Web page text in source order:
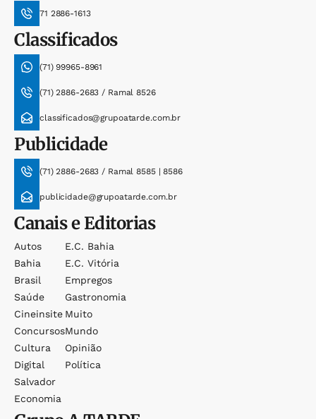
71 2886-1613
Classificados
(71) 99965-8961
(71) 2886-2683 / Ramal 8526
classificados@grupoatarde.com.br
Publicidade
(71) 2886-2683 / Ramal 8585 | 8586
publicidade@grupoatarde.com.br
Canais e Editorias
Autos
Bahia
Brasil
Saúde
Cineinsite
Concursos
Cultura
Digital
Salvador
Economia
E.c. Bahia
E.c. Vitória
Empregos
Gastronomia
Muito
Mundo
Opinião
Política